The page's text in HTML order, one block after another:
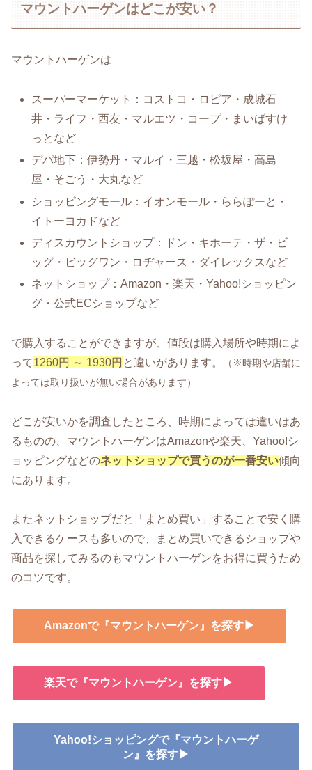
マウントハーゲンはどこが安い？
マウントハーゲンは
スーパーマーケット：コストコ・ロピア・成城石
井・ライフ・西友・マルエツ・コープ・まいばすけ
っとなど
デパ地下：伊勢丹・マルイ・三越・松坂屋・高島
屋・そごう・大丸など
ショッピングモール：イオンモール・ららぽーと・
イトーヨカドなど
ディスカウントショップ：ドン・キホーテ・ザ・ビ
ッグ・ビッグワン・ロヂャース・ダイレックスなど
ネットショップ：Amazon・楽天・Yahoo!ショッピン
グ・公式ECショップなど
で購入することができますが、値段は購入場所や時期によ
って1260円 ～ 1930円 と違いがあります。
（※時期や店舗に
よっては取り扱いが無い場合があります）
どこが安いかを調査したところ、時期によっては違いはあ
るものの、マウントハーゲンはAmazonや楽天、Yahoo!シ
ョッピングなどのネットショップで買うのが一番安い傾向
にあります。
またネットショップだと「まとめ買い」することで安く購
入できるケースも多いので、まとめ買いできるショップや
商品を探してみるのもマウントハーゲンをお得に買うため
のコツです。
Amazonで『マウントハーゲン』を探す▶
楽天で『マウントハーゲン』を探す▶
Yahoo!ショッピングで『マウントハーゲ
ン』を探す▶